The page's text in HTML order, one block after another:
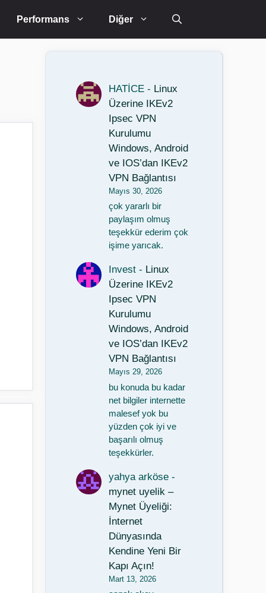
Performans Diğer
HATİCE - Linux
Üzerine IKEv2
Ipsec VPN
Kurulumu
Windows, Android
ve IOS’dan IKEv2
VPN Bağlantısı
Mayıs 30, 2026
çok yararlı bir
paylaşım olmuş
teşekkür ederim çok
işime yarıcak.
Invest - Linux
Üzerine IKEv2
Ipsec VPN
Kurulumu
Windows, Android
ve IOS’dan IKEv2
VPN Bağlantısı
Mayıs 29, 2026
bu konuda bu kadar
net bilgiler internette
malesef yok bu
yüzden çok iyi ve
başarılı olmuş
teşekkürler.
yahya arköse -
mynet uyelik –
Mynet Üyeliği:
İnternet
Dünyasında
Kendine Yeni Bir
Kapı Açın!
Mart 13, 2026